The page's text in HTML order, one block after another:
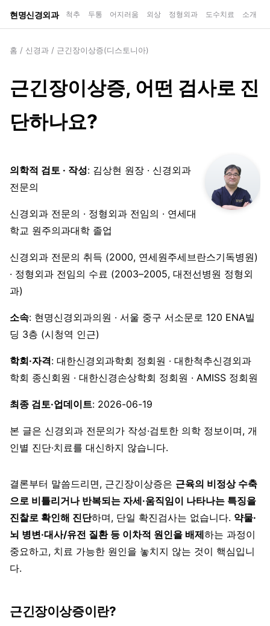
현명신경외과 척추 두통 어지러움 외상 정형외과 도수치료 소개
홈 / 신경과 / 근긴장이상증(디스토니아)
근긴장이상증, 어떤 검사로 진
단하나요?
의학적 검토 · 작성: 김상현 원장 · 신경외과
전문의
신경외과 전문의 · 정형외과 전임의 · 연세대
학교 원주의과대학 졸업
신경외과 전문의 취득 (2000, 연세원주세브란스기독병원)
· 정형외과 전임의 수료 (2003–2005, 대전선병원 정형외
과)
소속: 현명신경외과의원 · 서울 중구 서소문로 120 ENA빌
딩 3층 (시청역 인근)
학회·자격: 대한신경외과학회 정회원 · 대한척추신경외과
학회 종신회원 · 대한신경손상학회 정회원 · AMISS 정회원
최종 검토·업데이트: 2026-06-19
본 글은 신경외과 전문의가 작성·검토한 의학 정보이며, 개
인별 진단·치료를 대신하지 않습니다.
결론부터 말씀드리면, 근긴장이상증은 근육의 비정상 수축
으로 비틀리거나 반복되는 자세·움직임이 나타나는 특징을
진찰로 확인해 진단하며, 단일 확진검사는 없습니다. 약물·
뇌 병변·대사/유전 질환 등 이차적 원인을 배제하는 과정이
중요하고, 치료 가능한 원인을 놓치지 않는 것이 핵심입니
다.
근긴장이상증이란?